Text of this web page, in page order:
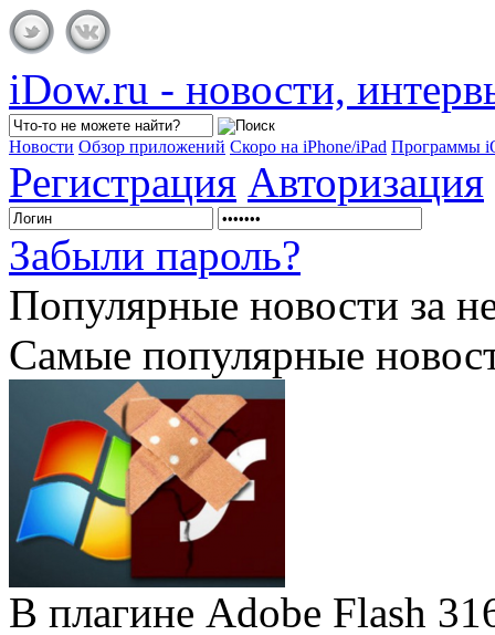
iDow.ru - новости,
Новости Обзор приложений Скоро на iPhone/iPad Программы
Регистрация Авторизация
Забыли пароль?
Популярные новости за
Самые популярные
В плагине Adobe Flash